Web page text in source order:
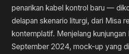
penarikan kabel kontrol baru —
delapan skenario liturgi, dari Misa
kontemplatif. Menjelang kunjungan
September 2024, mock-up yang